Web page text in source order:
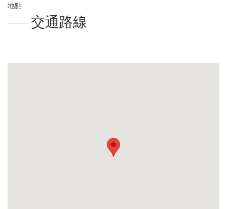
地點
交通路線